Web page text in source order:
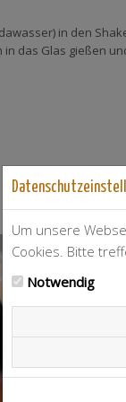
in den
in das Glas gießen
Um unsere
Cookies. Bitte
Notwendig